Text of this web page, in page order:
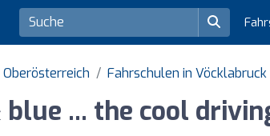
Fahrschulen in Vöcklabruck
blue ... the cool